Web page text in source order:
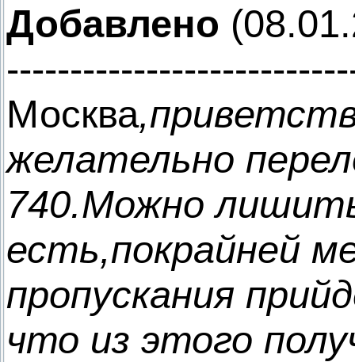
Добавлено
Москва
желательно
740.Можно
есть,покрайней
пропускания
что из этого